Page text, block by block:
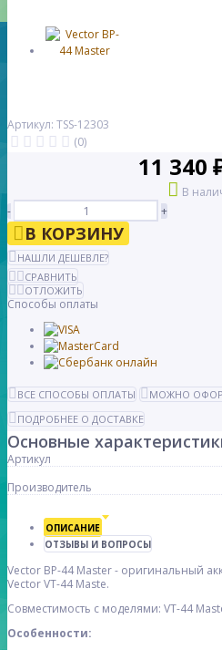
Артикул: TSS-12303
(0)
11 340
В
-
+
В КОРЗИНУ
НАШЛИ ДЕШЕВЛЕ?
СРАВНИТЬ
ОТЛОЖИТЬ
Способы оплаты
ВСЕ СПОСОБЫ ОПЛАТЫ
МОЖНО
ПОДРОБНЕЕ О ДОСТАВКЕ
Основные
Артикул
Производитель
ОПИСАНИЕ
ОТЗЫВЫ И ВОПРОСЫ
Vector BP-44 Master - оригинальный
Vector VT-44 Maste.
Совместимость с моделями: VT-44
Особенности: